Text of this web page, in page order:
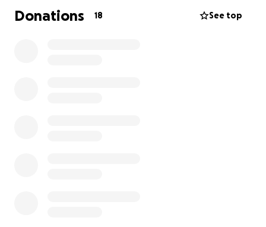
первый альбом. И эта мечта станет реальностью,
если мы поддержим его вместе!
Donations 18 See top